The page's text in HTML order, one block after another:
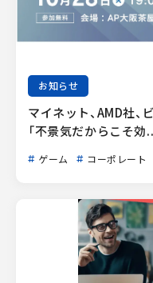
お知らせ
マイネット、AMD社
「不景気だからこそ効
ゲーム コーポレート